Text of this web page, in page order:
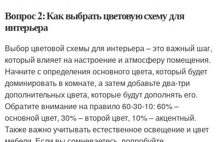
Вопрос 2: Как выбрать цветовую схему для
интерьера
Выбор цветовой схемы для интерьера – это важный шаг,
который влияет на настроение и атмосферу помещения.
Начните с определения основного цвета, который будет
доминировать в комнате, а затем добавьте два-три
дополнительных цвета, которые будут дополнять его.
Обратите внимание на правило 60-30-10: 60% –
основной цвет, 30% – второй цвет, 10% – акцентный.
Также важно учитывать естественное освещение и цвет